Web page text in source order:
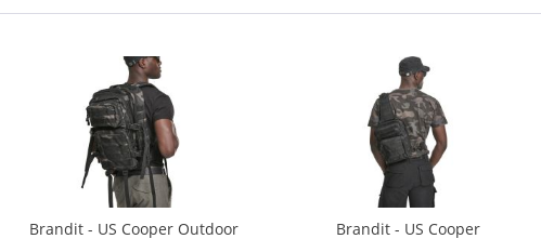
Brandit - US Cooper Outdoor
Brandit - US Cooper